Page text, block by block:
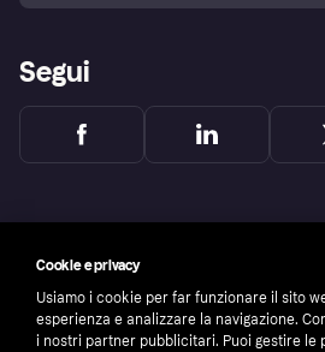
Segui
Cookie e privacy
Usiamo i cookie per far funzionare il sito
esperienza e analizzare la navigazione.
i nostri partner pubblicitari. Puoi gestire le